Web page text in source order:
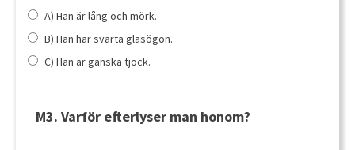
A) Han är lång och mörk.
B) Han har svarta glasögon.
C) Han är ganska tjock.
M3. Varför efterlyser man honom?